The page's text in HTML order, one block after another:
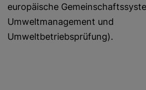
europäische
Umweltmanagement und
Umweltbetriebsprüfung).